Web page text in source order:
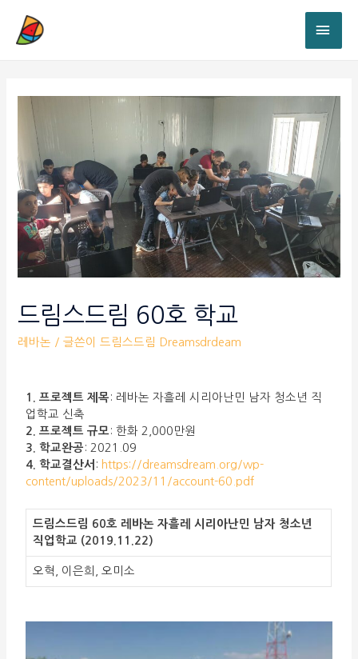
드림스드림 60호 학교
레바논 / 글쓴이 드림스드림 Dreamsdrdeam
1. 프로젝트 제목 : 레바논 자흘레 시리아난민 남자 청소년 직
업학교 신축
2. 프로젝트 규모 : 한화 2,000만원
3. 학교완공 : 2021.09
4. 학교결산서 : https://dreamsdream.org/wp-
content/uploads/2023/11/account-60.pdf
드림스드림 60호 레바논 자흘레 시리아난민 남자 청소년
직업학교 (2019.11.22)
오혁, 이은희, 오미소